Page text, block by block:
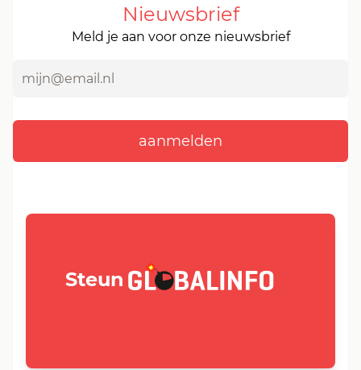
Nieuwsbrief
Meld je aan voor onze nieuwsbrief
Steun GLOBALINFO.nl